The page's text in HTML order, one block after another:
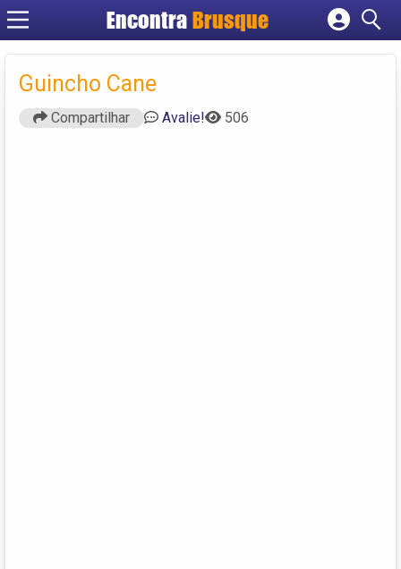
EncontraBrusque
Cadastrar empresa
Guincho Cane
Compartilhar Avalie! 506